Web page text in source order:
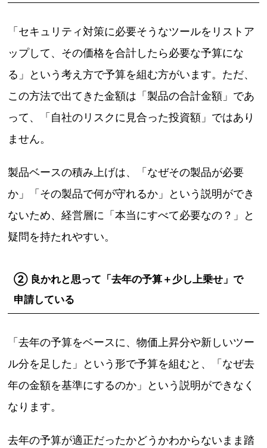
「セキュリティ対策に必要そうなツールをリストア
ップして、その価格を合計したら必要な予算にな
る」という考え方で予算を組む方がいます。ただ、
この方法で出てきた金額は「製品の合計金額」であ
って、「自社のリスクに見合った投資額」ではあり
ません。
製品ベースの積み上げは、「なぜその製品が必要
か」「その製品で何が守れるか」という説明ができ
ないため、経営層に「本当にすべて必要なの？」と
疑問を持たれやすい。
② 良かれと思って「去年の予算＋少し上乗せ」で
申請している
「去年の予算をベースに、物価上昇分や新しいツー
ル分を足した」という形で予算を組むと、「なぜ去
年の金額を基準にするのか」という説明ができなく
なります。
去年の予算が適正だったかどうかわからないまま踏